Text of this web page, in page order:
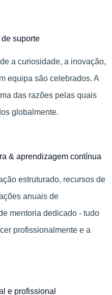
suporte
a curiosidade, a inovação,
equipa são celebrados. A
das razões pelas quais
globalmente.
& aprendizagem contínua
estruturado, recursos de
anuais de
mentoria dedicado - tudo
profissionalmente e a
e profissional